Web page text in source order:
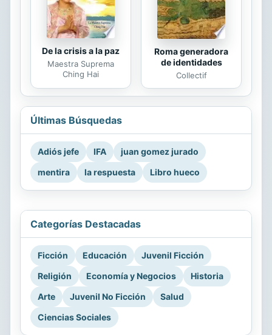
De la crisis a la paz
Maestra Suprema
Ching Hai
Roma generadora
de identidades
Collectif
Últimas Búsquedas
Adiós jefe IFA
juan gomez jurado
mentira
la respuesta Libro hueco
Categorías Destacadas
Ficción Educación
Juvenil Ficción
Religión
Economía y Negocios
Historia
Arte
Juvenil No Ficción
Salud
Ciencias Sociales